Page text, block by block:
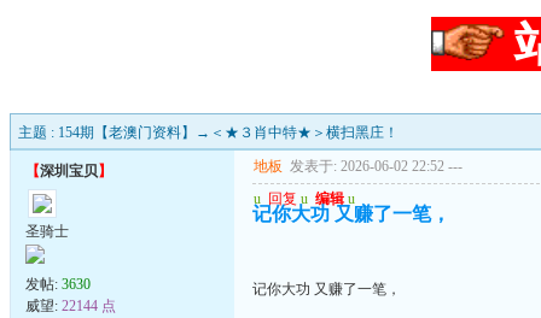
主题 : 154期【老澳门资料】→＜★３肖中特★＞横扫黑庄！
【深圳宝贝】
圣骑士
发帖: 3630
威望: 22144 点
地板 发表于: 2026-06-02 22:52 ---
u 回复 u 编辑 u
记你大功 又赚了一笔，
记你大功 又赚了一笔，